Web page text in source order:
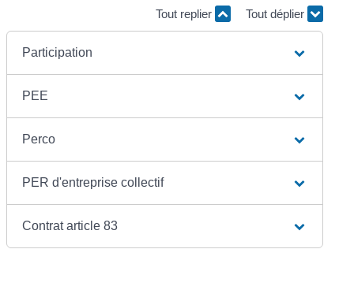
Tout replier Tout déplier
Participation
PEE
Perco
PER d'entreprise collectif
Contrat article 83